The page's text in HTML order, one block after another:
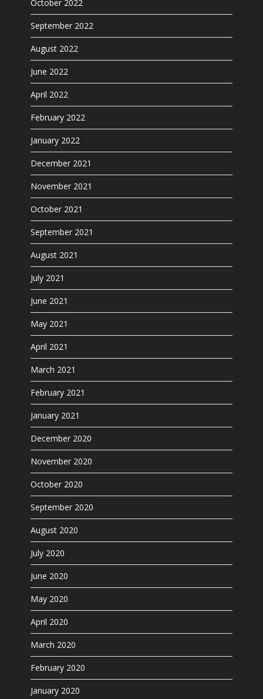
October 2022
September 2022
August 2022
June 2022
April 2022
February 2022
January 2022
December 2021
November 2021
October 2021
September 2021
August 2021
July 2021
June 2021
May 2021
April 2021
March 2021
February 2021
January 2021
December 2020
November 2020
October 2020
September 2020
August 2020
July 2020
June 2020
May 2020
April 2020
March 2020
February 2020
January 2020